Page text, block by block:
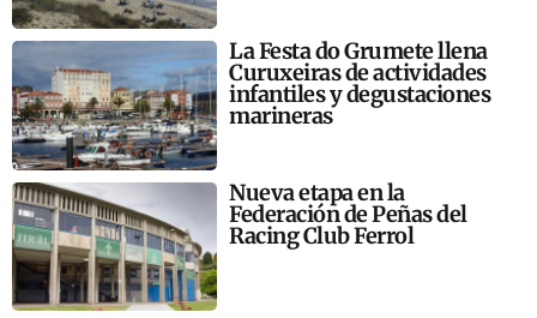
La Festa do Grumete llena
Curuxeiras de actividades
infantiles y degustaciones
marineras
Nueva etapa en la
Federación de Peñas del
Racing Club Ferrol